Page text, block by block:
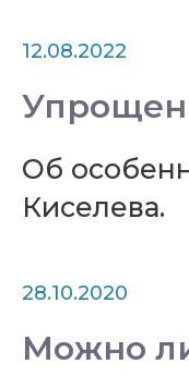
12.08.2022
Об
Киселева.
28.10.2020
Можно